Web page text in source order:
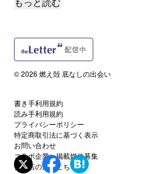
サポートメンバー限定
2026.08.04
サポートメンバー限定
片岡鶴太郎さんの言葉（8月3日）
2026.08.03
サポートメンバー限定
© 2026 燃え殻 底なしの出会い
書き手利用規約
読み手利用規約
プライバシーポリシー
特定商取引法に基づく表示
お問い合わせ
コラボ企業・掲載媒体募集
代理店の方はこちら